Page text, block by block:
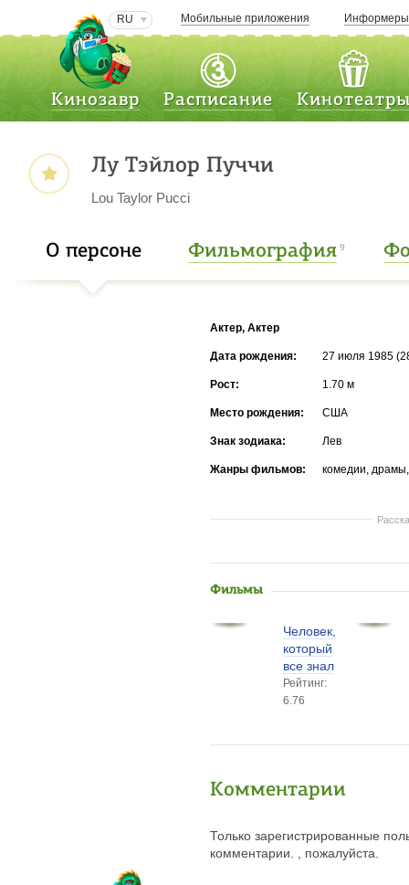
RU Мобильные приложения Информеры
Кинозавр Расписание
Лу Тэйлор Пуччи
Lou Taylor Pucci
О персоне Фильмография 9
Актер, Актер
Дата рождения: 27 июля 1985
Рост: 1.70 м
Место рождения: США
Знак зодиака: Лев
Жанры фильмов: комедии,
Фильмы
Человек,
который
все знал
Рейтинг:
6.76
Комментарии
Только зарегистрированные
комментарии. , пожалуйста.